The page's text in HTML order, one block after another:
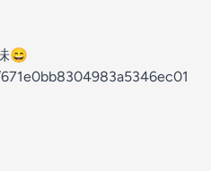
😄